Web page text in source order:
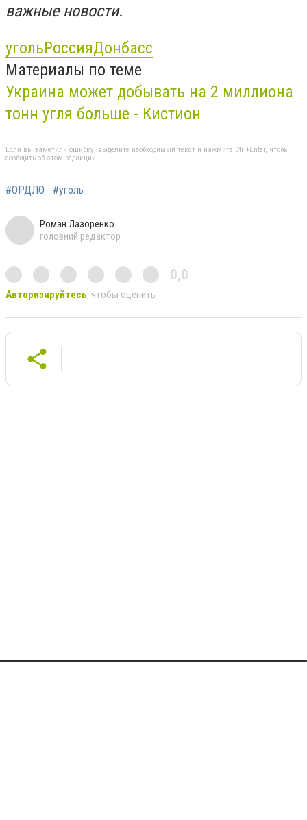
важные новости.
угольРоссияДонбасс
Материалы по теме
Украина может добывать на 2 миллиона
тонн угля больше - Кистион
Если вы заметили ошибку, выделите необходимый текст и нажмите Ctrl+Enter, чтобы
сообщить об этом редакции
#ОРДЛО #уголь
Роман Лазоренко
головний редактор
0,0
Авторизируйтесь, чтобы оценить